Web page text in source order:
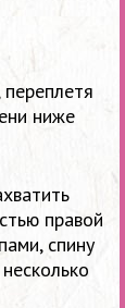
переплетя
ниже
правой
спину